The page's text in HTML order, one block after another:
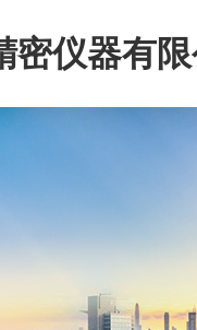
密仪器有